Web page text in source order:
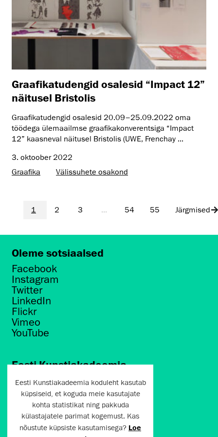
Graafikatudengid osalesid “Impact 12”
näitusel Bristolis
Graafikatudengid osalesid 20.09–25.09.2022 oma
töödega ülemaailmse graafikakonverentsiga “Impact
12” kaasneval näitusel Bristolis (UWE, Frenchay ...
3. oktoober 2022
Graafika
Välissuhete osakond
1 2 3 ... 54 55 Järgmised
Oleme sotsiaalsed
Facebook
Instagram
Twitter
LinkedIn
Flickr
Vimeo
YouTube
Eesti Kunstiakadeemia
Põhja puiestee 7
Tallinn 10412
artun@artun.ee
+372 6267301
Eesti Kunstiakadeemia koduleht kasutab
küpsiseid, et koguda meie kasutajate
kohta statistikat ning pakkuda
külastajatele parimat kogemust. Kas
nõustute küpsiste kasutamisega? Loe